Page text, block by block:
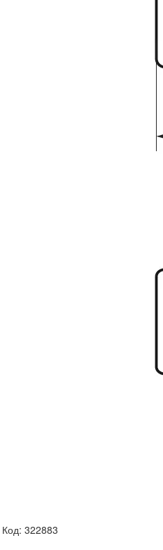
Код: 322883